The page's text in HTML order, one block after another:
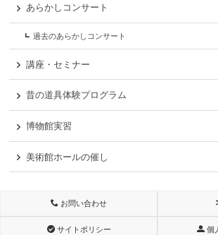
あらかしコンサート
過去のあらかしコンサート
講座・セミナー
昔の道具体験プログラム
博物館実習
美術館ホールの催し
お問い合わせ
サイトポリシー 個